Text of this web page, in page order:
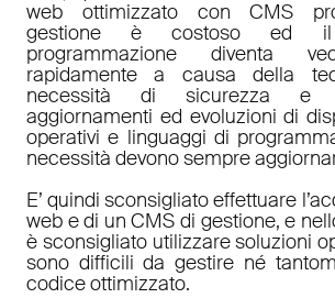
web ottimizzato con CMS
gestione è costoso ed
programmazione diventa
rapidamente a causa della
necessità di sicurezza e
aggiornamenti ed evoluzioni di
operativi e linguaggi di
necessità devono sempre
E’ quindi sconsigliato effettuare
web e di un CMS di gestione, e
è sconsigliato utilizzare soluzioni
sono difficili da gestire né
codice ottimizzato.